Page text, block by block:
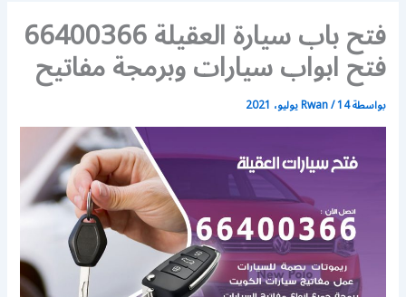
فتح باب سيارة العقيلة 66400366
فتح ابواب سيارات وبرمجة مفاتيح
بواسطة Rwan/14 يوليو، 2021